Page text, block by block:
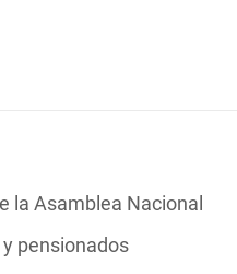
la Asamblea Nacional
pensionados